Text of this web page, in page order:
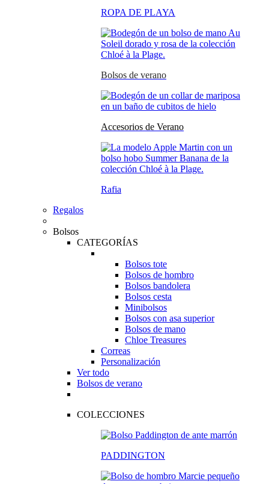
ROPA DE PLAYA
Bolsos de verano
Accesorios de Verano
Rafia
Regalos
Bolsos
CATEGORÍAS
Bolsos tote
Bolsos de hombro
Bolsos bandolera
Bolsos cesta
Minibolsos
Bolsos con asa superior
Bolsos de mano
Chloe Treasures
Correas
Personalización
Ver todo
Bolsos de verano
COLECCIONES
PADDINGTON